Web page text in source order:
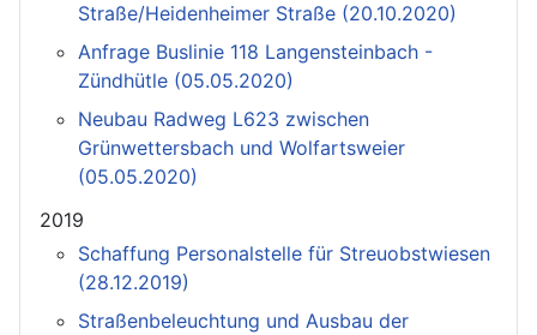
Straße/Heidenheimer Straße (20.10.2020)
Anfrage Buslinie 118 Langensteinbach -
Zündhütle (05.05.2020)
Neubau Radweg L623 zwischen
Grünwettersbach und Wolfartsweier
(05.05.2020)
2019
Schaffung Personalstelle für Streuobstwiesen
(28.12.2019)
Straßenbeleuchtung und Ausbau der